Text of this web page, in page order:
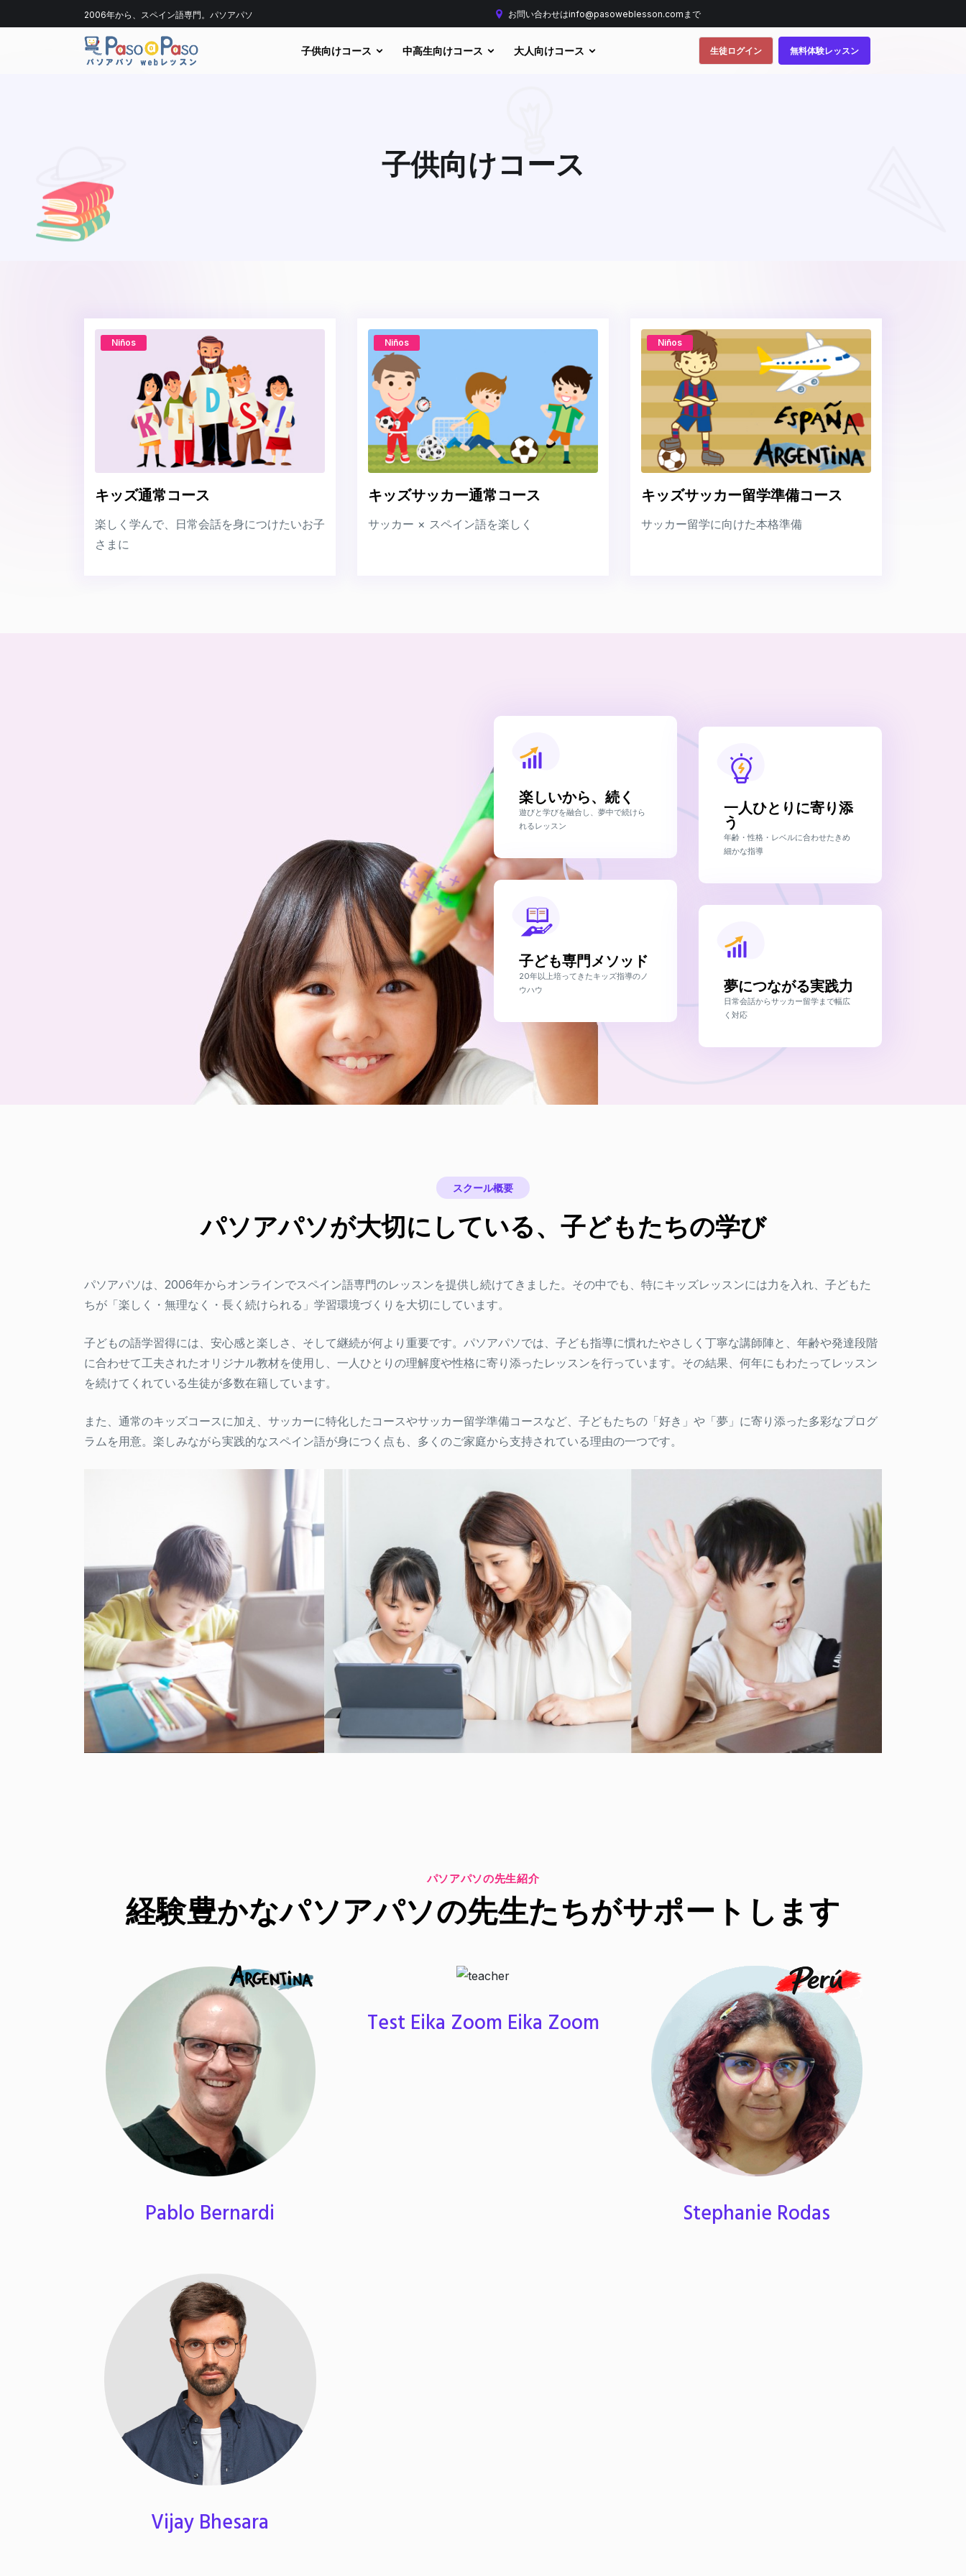
2006年から、スペイン語専門。パソアパソ お問い合わせはinfo@pasoweblesson.comまで
子供向けコース 中高生向けコース 大人向けコース 生徒ログイン 無料体験レッスン
子供向けコース
Niños
キッズ通常コース
楽しく学んで、日常会話を身につけたいお子
さまに
Niños
キッズサッカー通常コース
サッカー × スペイン語を楽しく
Niños
キッズサッカー留学準備コース
サッカー留学に向けた本格準備
楽しいから、続く
遊びと学びを融合し、夢中で続けら
れるレッスン
子ども専門メソッド
20年以上培ってきたキッズ指導のノ
ウハウ
一人ひとりに寄り添
う
年齢・性格・レベルに合わせたきめ
細かな指導
夢につながる実践力
日常会話からサッカー留学まで幅広
く対応
スクール概要
パソアパソが大切にしている、子どもたちの学び
パソアパソは、2006年からオンラインでスペイン語専門のレッスンを提供し続けてきました。その中でも、特にキッズレッスンには力を入れ、子どもた
ちが「楽しく・無理なく・長く続けられる」学習環境づくりを大切にしています。
子どもの語学習得には、安心感と楽しさ、そして継続が何より重要です。パソアパソでは、子ども指導に慣れたやさしく丁寧な講師陣と、年齢や発達段階
に合わせて工夫されたオリジナル教材を使用し、一人ひとりの理解度や性格に寄り添ったレッスンを行っています。その結果、何年にもわたってレッスン
を続けてくれている生徒が多数在籍しています。
また、通常のキッズコースに加え、サッカーに特化したコースやサッカー留学準備コースなど、子どもたちの「好き」や「夢」に寄り添った多彩なプログ
ラムを用意。楽しみながら実践的なスペイン語が身につく点も、多くのご家庭から支持されている理由の一つです。
パソアパソの先生紹介
経験豊かなパソアパソの先生たちがサポートします
Pablo Bernardi
Test Eika Zoom Eika Zoom
Stephanie Rodas
Vijay Bhesara